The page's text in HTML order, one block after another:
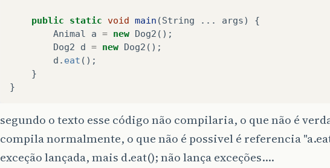
public static void main (String ... args)
{
Animal
a = new Dog2 ();
Dog2
d = new Dog2 ();
d . eat ();
}
}
segundo o texto esse código não compilaria, o que não é
compila normalmente, o que não é possivel é referencia
exceção lançada, mais d.eat(); não lança exceções....